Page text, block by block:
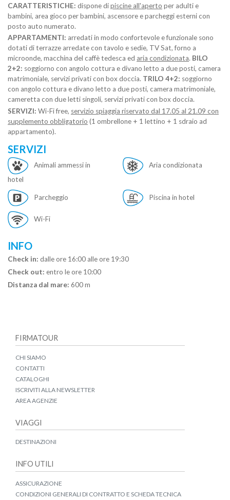
CARATTERISTICHE: dispone dipiscine all'aperto per adulti e
bambini, area gioco per bambini, ascensore e parcheggi esterni con
posto auto numerato.
APPARTAMENTI: arredati in modo confortevole e funzionale sono
dotati di terrazze arredate con tavolo e sedie, TV Sat, forno a
microonde, macchina del caffè tedesca ed aria condizionata. BILO
2+2: soggiorno con angolo cottura e divano letto a due posti, camera
matrimoniale, servizi privati con box doccia. TRILO 4+2: soggiorno
con angolo cottura e divano letto a due posti, camera matrimoniale,
cameretta con due letti singoli, servizi privati con box doccia.
SERVIZI: Wi-Fi free, servizio spiaggia riservato dal 17.05 al 21.09 con
supplemento obbligatorio (1 ombrellone + 1 lettino + 1 sdraio ad
appartamento).
SERVIZI
Animali ammessi in
hotel
Aria condizionata
Parcheggio Piscina in hotel
Wi-Fi
INFO
Check in: dalle ore 16:00 alle ore 19:30
Check out: entro le ore 10:00
Distanza dal mare: 600 m
FIRMATOUR
CHI SIAMO
CONTATTI
CATALOGHI
ISCRIVITI ALLA NEWSLETTER
AREA AGENZIE
VIAGGI
DESTINAZIONI
INFO UTILI
ASSICURAZIONE
CONDIZIONI GENERALI DI CONTRATTO E SCHEDA TECNICA